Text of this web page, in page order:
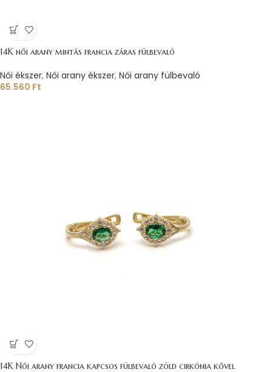
14K női arany mintás francia záras fülbevaló
Női ékszer, Női arany ékszer, Női arany fülbevaló
65.560 Ft
14K Női arany francia kapcsos fülbevaló zöld cirkónia kővel